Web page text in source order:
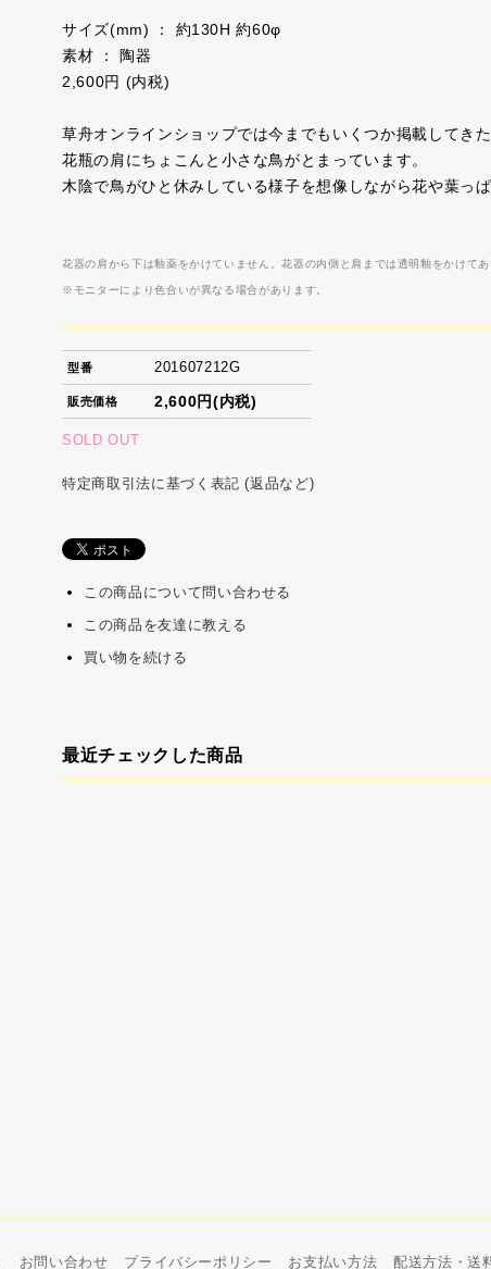
サイズ(mm) ： 約130H 約60φ
素材 ： 陶器
2,600円 (内税)
草舟オンラインショップでは今までもいくつか掲載してきた
花瓶の肩にちょこんと小さな鳥がとまっています。
木陰で鳥がひと休みしている様子を想像しながら花や葉っ
花器の肩から下は釉薬をかけていません。花器の内側と肩までは透明釉をかけて
※モニターにより色合いが異なる場合があります。
型番 201607212G
販売価格 2,600円(内税)
SOLD OUT
特定商取引法に基づく表記 (返品など)
この商品について問い合わせる
この商品を友達に教える
買い物を続ける
最近チェックした商品
お問い合わせ プライバシーポリシー お支払い方法 配送方法・送